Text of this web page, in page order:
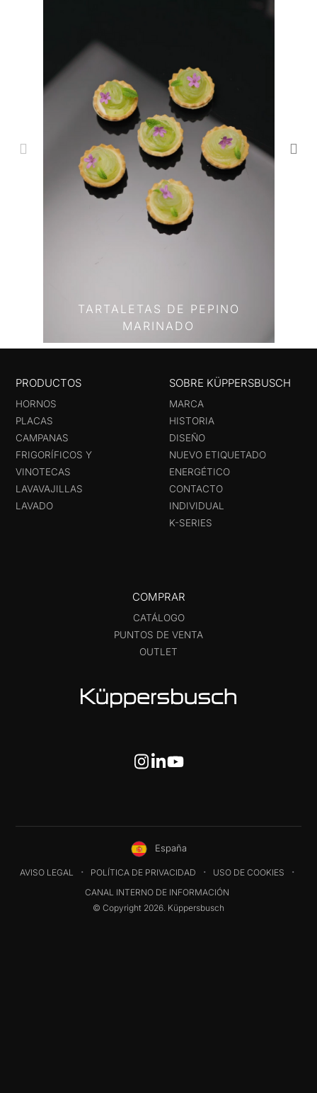
TARTALETAS DE PEPINO
MARINADO
PRODUCTOS
HORNOS
PLACAS
CAMPANAS
FRIGORÍFICOS Y
VINOTECAS
LAVAVAJILLAS
LAVADO
SOBRE KÜPPERSBUSCH
MARCA
HISTORIA
DISEÑO
NUEVO ETIQUETADO
ENERGÉTICO
CONTACTO
INDIVIDUAL
K-SERIES
COMPRAR
CATÁLOGO
PUNTOS DE VENTA
OUTLET
España
AVISO LEGAL POLÍTICA DE PRIVACIDAD
USO DE COOKIES
CANAL INTERNO DE INFORMACIÓN
© Copyright 2026. Küppersbusch